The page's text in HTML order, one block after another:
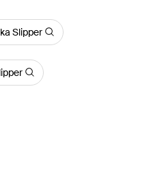
Slipper